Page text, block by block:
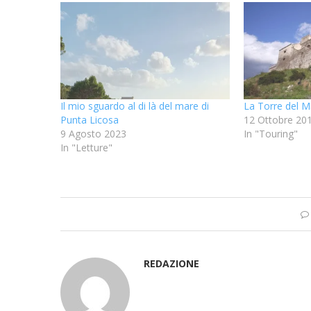
Il mio sguardo al di là del mare di
Punta Licosa
9 Agosto 2023
In "Letture"
La Torre del
12 Ottobre
In "Touring"
REDAZIONE